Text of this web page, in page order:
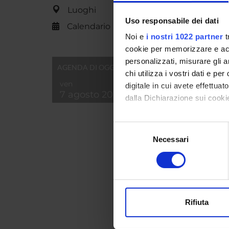
Uso responsabile dei dati
Noi e i nostri 1022 partner
cookie per memorizzare e
personalizzati, misurare gli
chi utilizza i vostri dati e per
digitale in cui avete
dalla Dichiarazione sui
Con il tuo consenso,
raccogliere
digitali).
modificare o ritirare il tuo
Necessari
Rifiuta
Luoghi
Calendario
Per il